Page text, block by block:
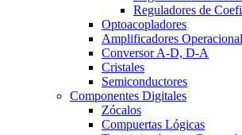
Reguladores de
Optoacopladores
Amplificadores
Conversor A-D, D-A
Cristales
Semiconductores
Componentes Digitales
Zócalos
Compuertas Lógicas